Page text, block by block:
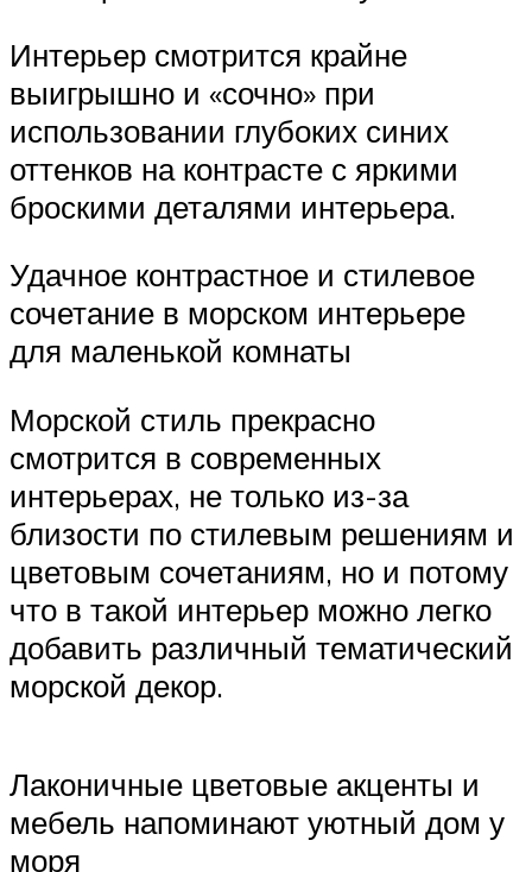
Интерьер смотрится крайне
выигрышно и «сочно» при
использовании глубоких синих
оттенков на контрасте с яркими
броскими деталями интерьера.
Удачное контрастное и стилевое
сочетание в морском интерьере
для маленькой комнаты
Морской стиль прекрасно
смотрится в современных
интерьерах, не только из-за
близости по стилевым решениям и
цветовым сочетаниям, но и потому
что в такой интерьер можно легко
добавить различный тематический
морской декор.
Лаконичные цветовые акценты и
мебель напоминают уютный дом у
моря